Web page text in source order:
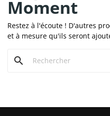
Moment
Restez à l'écoute ! D'autres
et à mesure qu'ils seront
search